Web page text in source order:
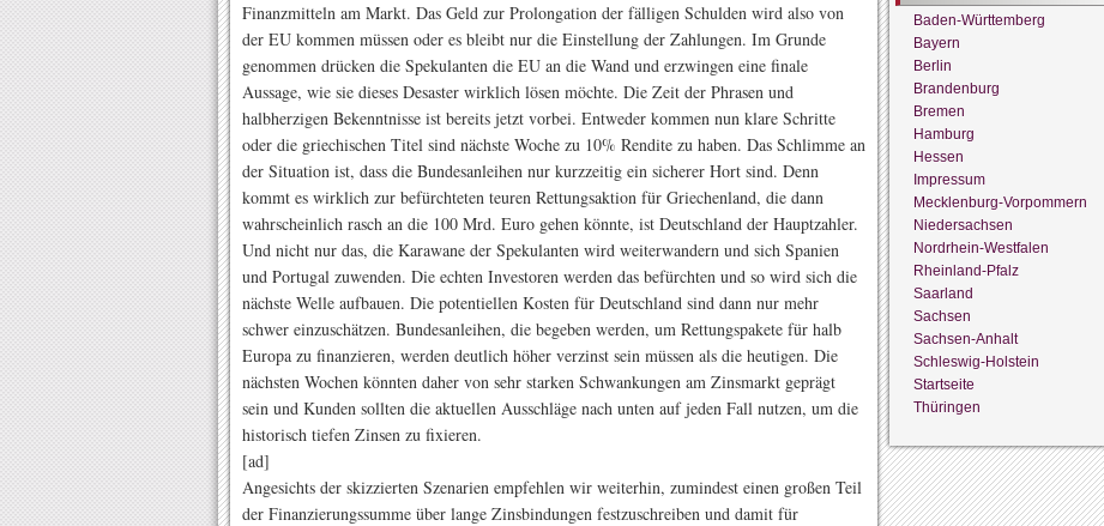
Finanzmitteln am Markt. Das Geld zur Prolongation der fälligen Schulden wird also von
der EU kommen müssen oder es bleibt nur die Einstellung der Zahlungen. Im Grunde
genommen drücken die Spekulanten die EU an die Wand und erzwingen eine finale
Aussage, wie sie dieses Desaster wirklich lösen möchte. Die Zeit der Phrasen und
halbherzigen Bekenntnisse ist bereits jetzt vorbei. Entweder kommen nun klare Schritte
oder die griechischen Titel sind nächste Woche zu 10% Rendite zu haben. Das Schlimme an
der Situation ist, dass die Bundesanleihen nur kurzzeitig ein sicherer Hort sind. Denn
kommt es wirklich zur befürchteten teuren Rettungsaktion für Griechenland, die dann
wahrscheinlich rasch an die 100 Mrd. Euro gehen könnte, ist Deutschland der Hauptzahler.
Und nicht nur das, die Karawane der Spekulanten wird weiterwandern und sich Spanien
und Portugal zuwenden. Die echten Investoren werden das befürchten und so wird sich die
nächste Welle aufbauen. Die potentiellen Kosten für Deutschland sind dann nur mehr
schwer einzuschätzen. Bundesanleihen, die begeben werden, um Rettungspakete für halb
Europa zu finanzieren, werden deutlich höher verzinst sein müssen als die heutigen. Die
nächsten Wochen könnten daher von sehr starken Schwankungen am Zinsmarkt geprägt
sein und Kunden sollten die aktuellen Ausschläge nach unten auf jeden Fall nutzen, um die
historisch tiefen Zinsen zu fixieren.
[ad]
Angesichts der skizzierten Szenarien empfehlen wir weiterhin, zumindest einen großen Teil
der Finanzierungssumme über lange Zinsbindungen festzuschreiben und damit für
Baden-Württemberg
Bayern
Berlin
Brandenburg
Bremen
Hamburg
Hessen
Impressum
Mecklenburg-Vorpommern
Niedersachsen
Nordrhein-Westfalen
Rheinland-Pfalz
Saarland
Sachsen
Sachsen-Anhalt
Schleswig-Holstein
Startseite
Thüringen